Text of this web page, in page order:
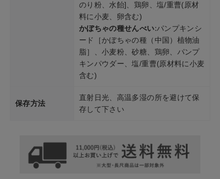
のり粉、水飴]、鶏卵、塩/重曹(原材
料に小麦、卵含む)
かぼちゃの種せんべい:パンプキンシ
ード［かぼちゃの種（中国）植物油
脂］、小麦粉、砂糖、鶏卵、パンプ
キンパウダー、塩/重曹(原材料に小麦
含む)
保存方法
直射日光、高温多湿の所を避けて保
存して下さい